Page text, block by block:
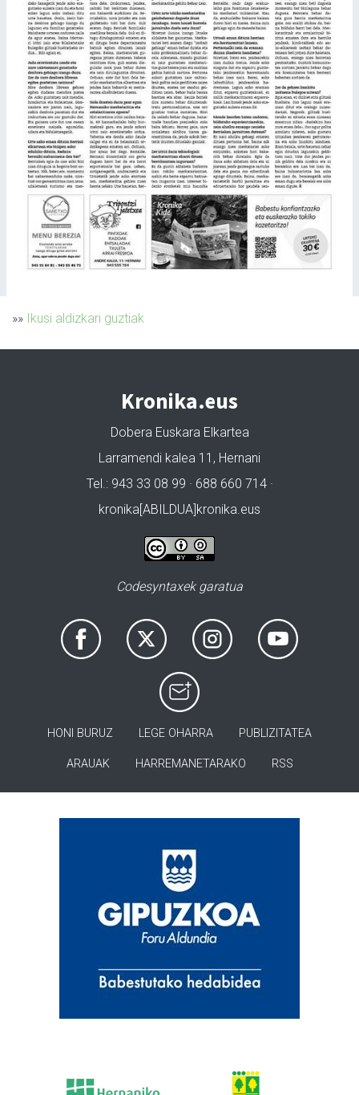
»» Ikusi aldizkari guztiak
Kronika.eus
Dobera Euskara Elkartea
Larramendi kalea 11, Hernani
Tel.: 943 33 08 99 · 688 660 714 ·
kronika[ABILDUA]kronika.eus
Codesyntaxek garatua
HONI BURUZ LEGE OHARRA PUBLIZITATEA
ARAUAK HARREMANETARAKO RSS